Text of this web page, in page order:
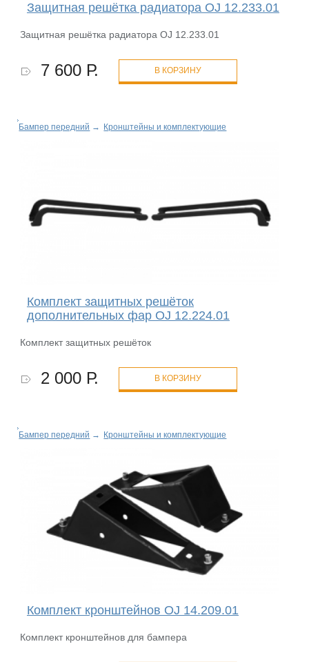
Защитная решётка радиатора OJ 12.233.01
Защитная решётка радиатора OJ 12.233.01
7 600 Р. В КОРЗИНУ
Бампер передний → Кронштейны и комплектующие
Комплект защитных решёток
дополнительных фар OJ 12.224.01
Комплект защитных решёток
2 000 Р. В КОРЗИНУ
Бампер передний → Кронштейны и комплектующие
Комплект кронштейнов OJ 14.209.01
Комплект кронштейнов для бампера